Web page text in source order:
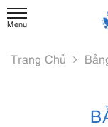
Trang Chủ